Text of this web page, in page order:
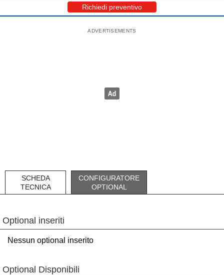
Richiedi preventivo
SCHEDA
TECNICA
CONFIGURATORE
OPTIONAL
Optional inseriti
Nessun optional inserito
Optional Disponibili